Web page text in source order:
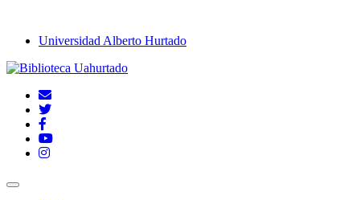
Universidad Alberto Hurtado